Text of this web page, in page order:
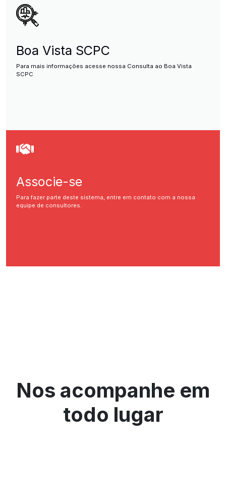
Boa Vista SCPC
Para mais informações acesse nossa Consulta ao Boa Vista
SCPC
Associe-se
Para fazer parte deste sistema, entre em contato com a nossa
equipe de consultores.
Nos acompanhe em
todo lugar